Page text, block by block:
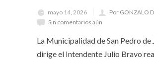
mayo 14, 2026
Por GONZALO
Sin comentarios aún
La Municipalidad de San Pedro de
dirige el Intendente Julio Bravo